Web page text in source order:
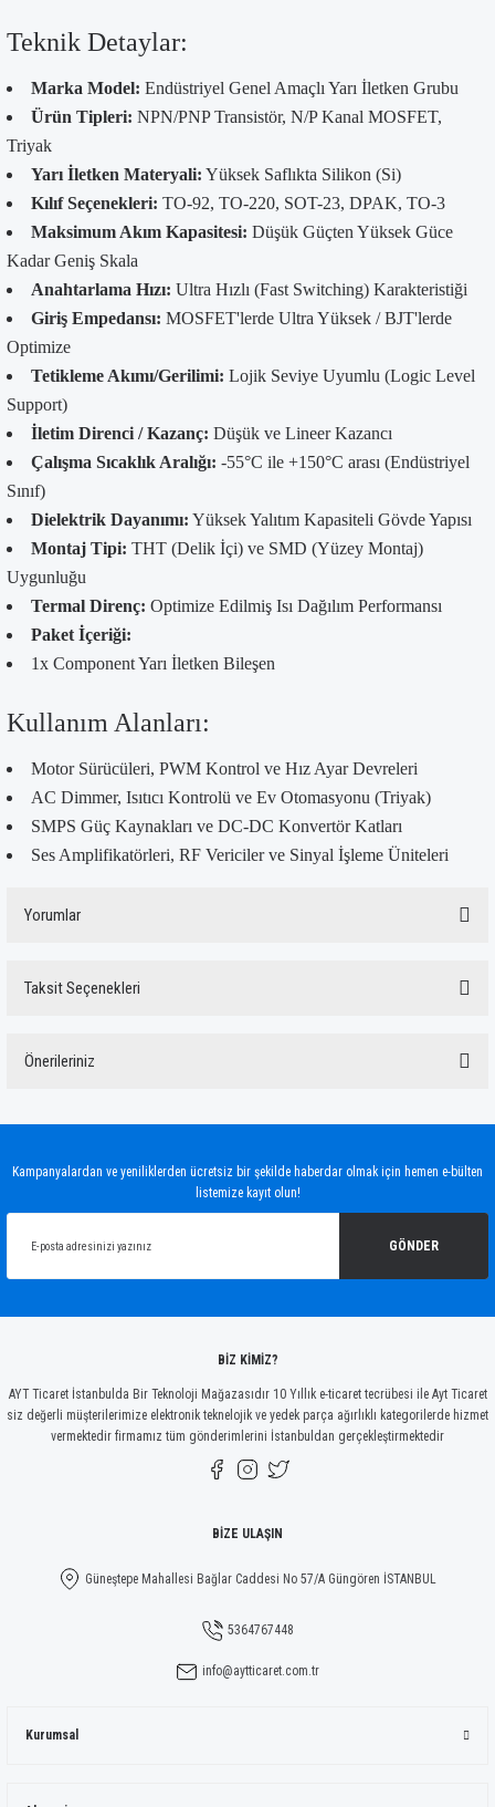
Teknik Detaylar:
Marka Model: Endüstriyel Genel Amaçlı Yarı İletken Grubu
Ürün Tipleri: NPN/PNP Transistör, N/P Kanal MOSFET,
Triyak
Yarı İletken Materyali: Yüksek Saflıkta Silikon (Si)
Kılıf Seçenekleri: TO-92, TO-220, SOT-23, DPAK, TO-3
Maksimum Akım Kapasitesi: Düşük Güçten Yüksek Güce
Kadar Geniş Skala
Anahtarlama Hızı: Ultra Hızlı (Fast Switching) Karakteristiği
Giriş Empedansı: MOSFET'lerde Ultra Yüksek / BJT'lerde
Optimize
Tetikleme Akımı/Gerilimi: Lojik Seviye Uyumlu (Logic Level
Support)
İletim Direnci / Kazanç: Düşük ve Lineer Kazancı
Çalışma Sıcaklık Aralığı: -55°C ile +150°C arası (Endüstriyel
Sınıf)
Dielektrik Dayanımı: Yüksek Yalıtım Kapasiteli Gövde Yapısı
Montaj Tipi: THT (Delik İçi) ve SMD (Yüzey Montaj)
Uygunluğu
Termal Direnç: Optimize Edilmiş Isı Dağılım Performansı
Paket İçeriği:
1x Component Yarı İletken Bileşen
Kullanım Alanları:
Motor Sürücüleri, PWM Kontrol ve Hız Ayar Devreleri
AC Dimmer, Isıtıcı Kontrolü ve Ev Otomasyonu (Triyak)
SMPS Güç Kaynakları ve DC-DC Konvertör Katları
Ses Amplifikatörleri, RF Vericiler ve Sinyal İşleme Üniteleri
Yorumlar
Taksit Seçenekleri
Önerileriniz
Ürün açıklamasında eksik bilgiler bulunuyor.
Gönder
Kampanyalardan ve yeniliklerden ücretsiz bir şekilde haberdar olmak için hemen e-bülten
listemize kayıt olun!
GÖNDER
BİZ KİMİZ?
AYT Ticaret İstanbulda Bir Teknoloji Mağazasıdır 10 Yıllık e-ticaret tecrübesi ile Ayt Ticaret
siz değerli müşterilerimize elektronik teknelojik ve yedek parça ağırlıklı kategorilerde hizmet
vermektedir firmamız tüm gönderimlerini İstanbuldan gerçekleştirmektedir
BİZE ULAŞIN
Güneştepe Mahallesi Bağlar Caddesi No 57/A Güngören İSTANBUL
5364767448
info@aytticaret.com.tr
Kurumsal